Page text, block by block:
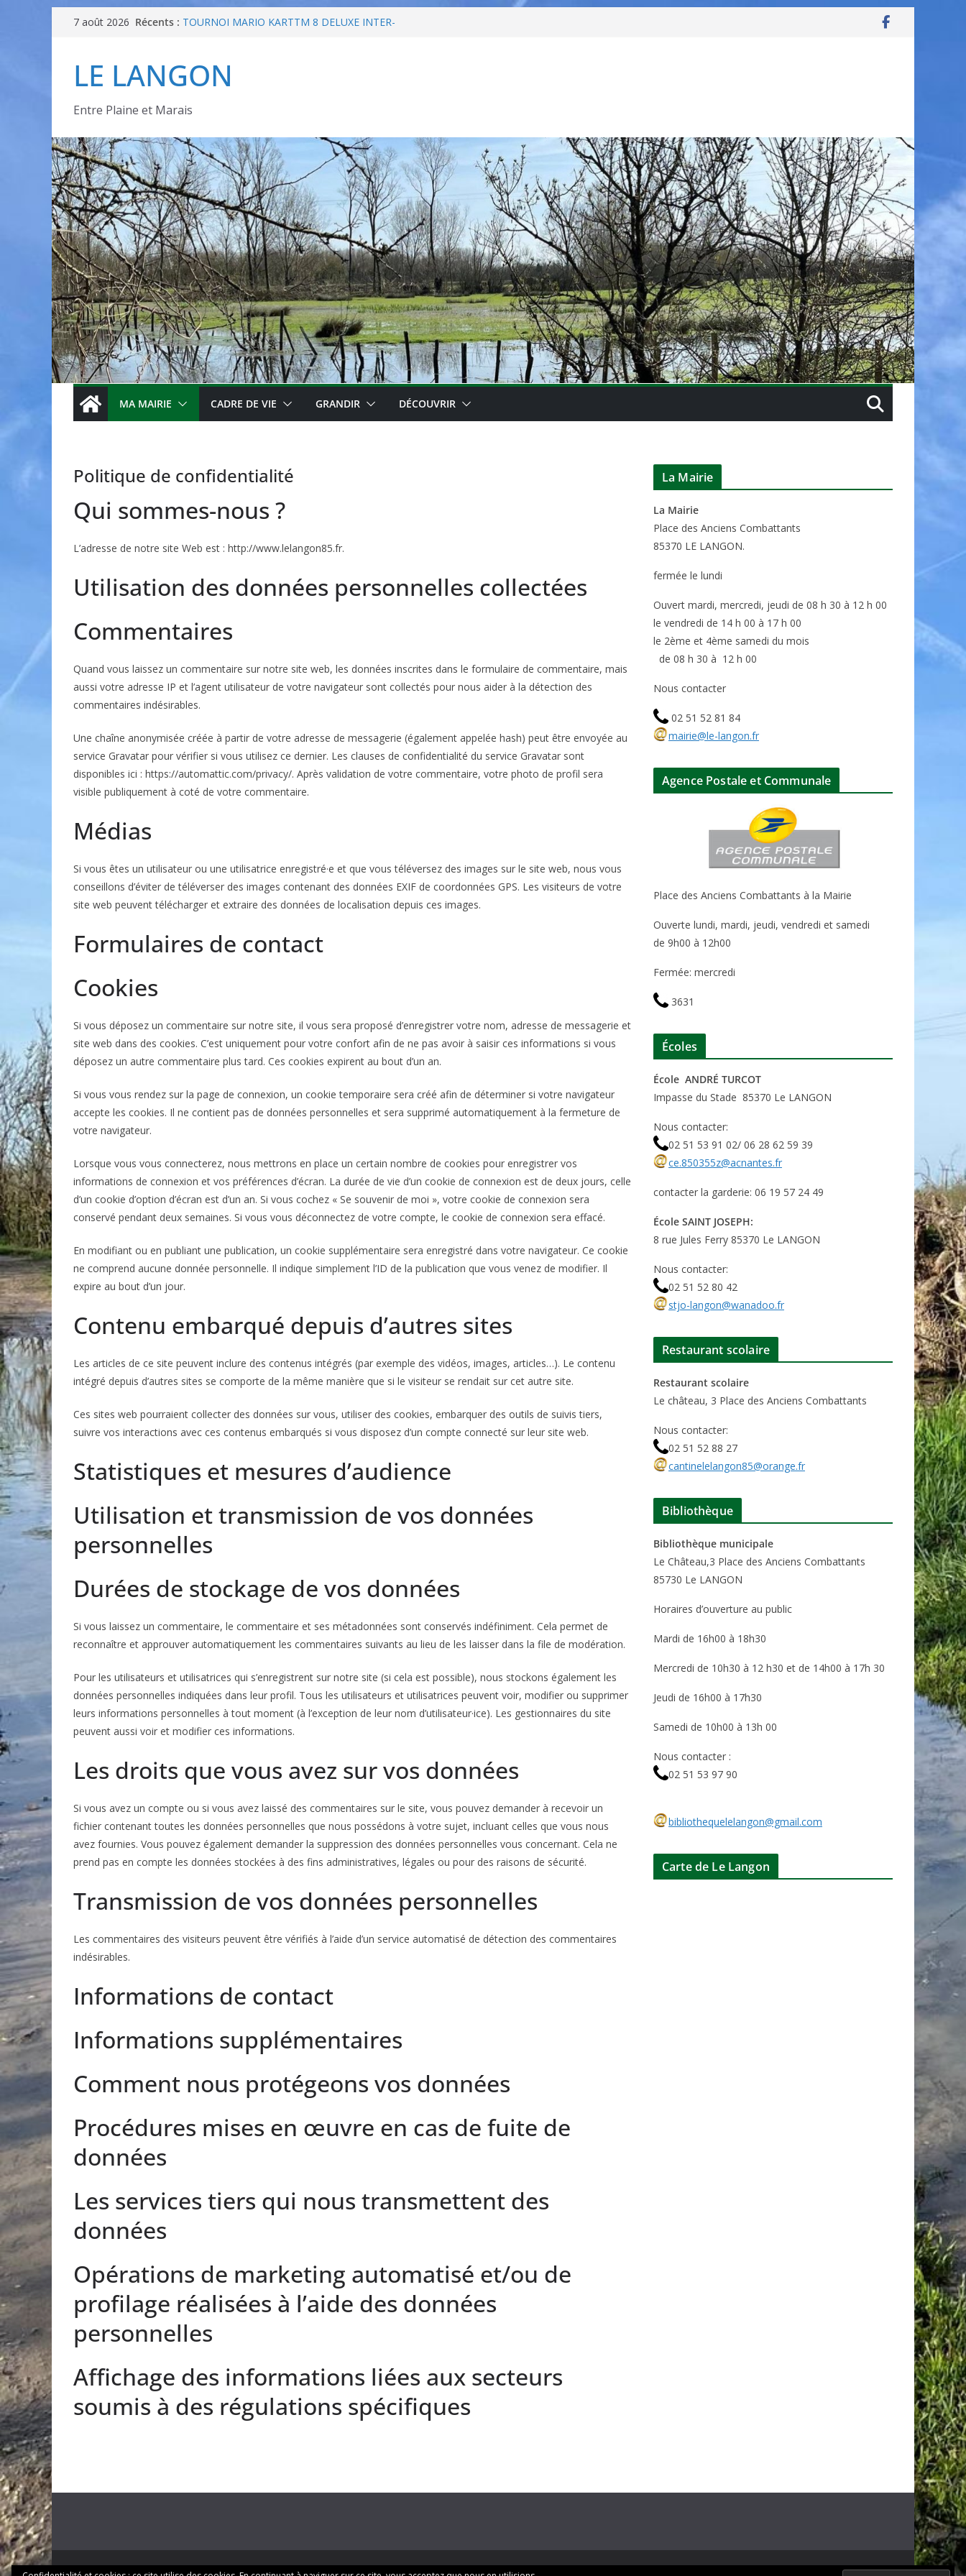
7 août 2026 Récents : TOURNOI MARIO KARTTM 8 DELUXE INTER-
programme ateliers
[ODDAS] Atelier : avancer en âge et penser son habitat de
INVITATION – Portes Ouvertes – Jeudi 24/09
Appart’ Âgée
LE LANGON
Entre Plaine et Marais
MA MAIRIE CADRE DE VIE GRANDIR DÉCOUVRIR
Politique de confidentialité
Qui sommes-nous ?
L’adresse de notre site Web est : http://www.lelangon85.fr.
Utilisation des données personnelles collectées
Commentaires
Quand vous laissez un commentaire sur notre site web, les données inscrites dans le formulaire de commentaire, mais
aussi votre adresse IP et l’agent utilisateur de votre navigateur sont collectés pour nous aider à la détection des
commentaires indésirables.
Une chaîne anonymisée créée à partir de votre adresse de messagerie (également appelée hash) peut être envoyée au
service Gravatar pour vérifier si vous utilisez ce dernier. Les clauses de confidentialité du service Gravatar sont
disponibles ici : https://automattic.com/privacy/. Après validation de votre commentaire, votre photo de profil sera
visible publiquement à coté de votre commentaire.
Médias
Si vous êtes un utilisateur ou une utilisatrice enregistré·e et que vous téléversez des images sur le site web, nous vous
conseillons d’éviter de téléverser des images contenant des données EXIF de coordonnées GPS. Les visiteurs de votre
site web peuvent télécharger et extraire des données de localisation depuis ces images.
Formulaires de contact
Cookies
Si vous déposez un commentaire sur notre site, il vous sera proposé d’enregistrer votre nom, adresse de messagerie et
site web dans des cookies. C’est uniquement pour votre confort afin de ne pas avoir à saisir ces informations si vous
déposez un autre commentaire plus tard. Ces cookies expirent au bout d’un an.
Si vous vous rendez sur la page de connexion, un cookie temporaire sera créé afin de déterminer si votre navigateur
accepte les cookies. Il ne contient pas de données personnelles et sera supprimé automatiquement à la fermeture de
votre navigateur.
Lorsque vous vous connecterez, nous mettrons en place un certain nombre de cookies pour enregistrer vos
informations de connexion et vos préférences d’écran. La durée de vie d’un cookie de connexion est de deux jours, celle
d’un cookie d’option d’écran est d’un an. Si vous cochez « Se souvenir de moi », votre cookie de connexion sera
conservé pendant deux semaines. Si vous vous déconnectez de votre compte, le cookie de connexion sera effacé.
En modifiant ou en publiant une publication, un cookie supplémentaire sera enregistré dans votre navigateur. Ce cookie
ne comprend aucune donnée personnelle. Il indique simplement l’ID de la publication que vous venez de modifier. Il
expire au bout d’un jour.
Contenu embarqué depuis d’autres sites
Les articles de ce site peuvent inclure des contenus intégrés (par exemple des vidéos, images, articles…). Le contenu
intégré depuis d’autres sites se comporte de la même manière que si le visiteur se rendait sur cet autre site.
Ces sites web pourraient collecter des données sur vous, utiliser des cookies, embarquer des outils de suivis tiers,
suivre vos interactions avec ces contenus embarqués si vous disposez d’un compte connecté sur leur site web.
Statistiques et mesures d’audience
Utilisation et transmission de vos données
personnelles
Durées de stockage de vos données
Si vous laissez un commentaire, le commentaire et ses métadonnées sont conservés indéfiniment. Cela permet de
reconnaître et approuver automatiquement les commentaires suivants au lieu de les laisser dans la file de modération.
Pour les utilisateurs et utilisatrices qui s’enregistrent sur notre site (si cela est possible), nous stockons également les
données personnelles indiquées dans leur profil. Tous les utilisateurs et utilisatrices peuvent voir, modifier ou supprimer
leurs informations personnelles à tout moment (à l’exception de leur nom d’utilisateur·ice). Les gestionnaires du site
peuvent aussi voir et modifier ces informations.
Les droits que vous avez sur vos données
Si vous avez un compte ou si vous avez laissé des commentaires sur le site, vous pouvez demander à recevoir un
fichier contenant toutes les données personnelles que nous possédons à votre sujet, incluant celles que vous nous
avez fournies. Vous pouvez également demander la suppression des données personnelles vous concernant. Cela ne
prend pas en compte les données stockées à des fins administratives, légales ou pour des raisons de sécurité.
Transmission de vos données personnelles
Les commentaires des visiteurs peuvent être vérifiés à l’aide d’un service automatisé de détection des commentaires
indésirables.
Informations de contact
Informations supplémentaires
Comment nous protégeons vos données
Procédures mises en œuvre en cas de fuite de
données
Les services tiers qui nous transmettent des
données
Opérations de marketing automatisé et/ou de
profilage réalisées à l’aide des données
personnelles
Affichage des informations liées aux secteurs
soumis à des régulations spécifiques
La Mairie
La Mairie
Place des Anciens Combattants
85370 LE LANGON.
fermée le lundi
Ouvert mardi, mercredi, jeudi de 08 h 30 à 12 h 00
le vendredi de 14 h 00 à 17 h 00
le 2ème et 4ème samedi du mois
de 08 h 30 à 12 h 00
Nous contacter
02 51 52 81 84
mairie@le-langon.fr
Agence Postale et Communale
Place des Anciens Combattants à la Mairie
Ouverte lundi, mardi, jeudi, vendredi et samedi
de 9h00 à 12h00
Fermée: mercredi
3631
Écoles
École ANDRÉ TURCOT
Impasse du Stade 85370 Le LANGON
Nous contacter:
02 51 53 91 02/ 06 28 62 59 39
ce.850355z@acnantes.fr
contacter la garderie: 06 19 57 24 49
École SAINT JOSEPH:
8 rue Jules Ferry 85370 Le LANGON
Nous contacter:
02 51 52 80 42
stjo-langon@wanadoo.fr
Restaurant scolaire
Restaurant scolaire
Le château, 3 Place des Anciens Combattants
Nous contacter:
02 51 52 88 27
cantinelelangon85@orange.fr
Bibliothèque
Bibliothèque municipale
Le Château,3 Place des Anciens Combattants
85730 Le LANGON
Horaires d’ouverture au public
Mardi de 16h00 à 18h30
Mercredi de 10h30 à 12 h30 et de 14h00 à 17h 30
Jeudi de 16h00 à 17h30
Samedi de 10h00 à 13h 00
Nous contacter :
02 51 53 97 90
bibliothequelelangon@gmail.com
Carte de Le Langon